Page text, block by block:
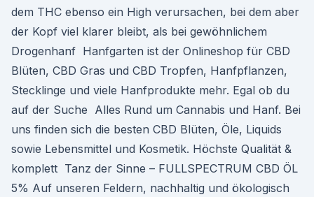
dem THC ebenso ein High verursachen, bei dem aber
der Kopf viel klarer bleibt, als bei gewöhnlichem
Drogenhanf Hanfgarten ist der Onlineshop für CBD
Blüten, CBD Gras und CBD Tropfen, Hanfpflanzen,
Stecklinge und viele Hanfprodukte mehr. Egal ob du
auf der Suche Alles Rund um Cannabis und Hanf. Bei
uns finden sich die besten CBD Blüten, Öle, Liquids
sowie Lebensmittel und Kosmetik. Höchste Qualität &
komplett Tanz der Sinne – FULLSPECTRUM CBD ÖL
5% Auf unseren Feldern, nachhaltig und ökologisch